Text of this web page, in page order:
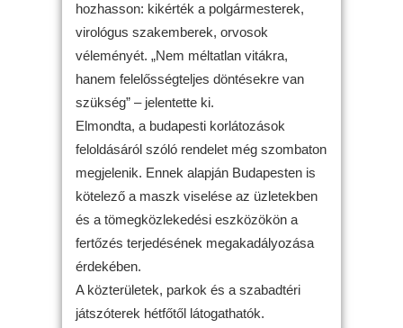
hozhasson: kikérték a polgármesterek,
virológus szakemberek, orvosok
véleményét. „Nem méltatlan vitákra,
hanem felelősségteljes döntésekre van
szükség” – jelentette ki.
Elmondta, a budapesti korlátozások
feloldásáról szóló rendelet még szombaton
megjelenik. Ennek alapján Budapesten is
kötelező a maszk viselése az üzletekben
és a tömegközlekedési eszközökön a
fertőzés terjedésének megakadályozása
érdekében.
A közterületek, parkok és a szabadtéri
játszóterek hétfőtől látogathatók.